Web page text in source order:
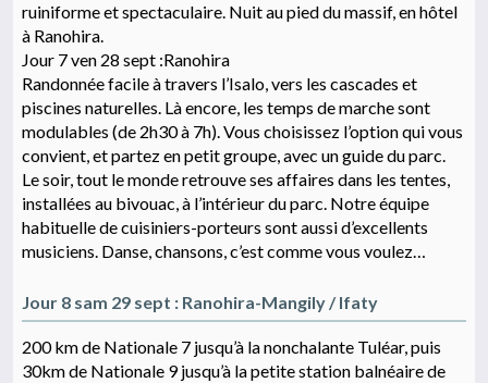
ruiniforme et spectaculaire. Nuit au pied du massif, en hôtel
à Ranohira.
Jour 7 ven 28 sept :Ranohira
Randonnée facile à travers l’Isalo, vers les cascades et
piscines naturelles. Là encore, les temps de marche sont
modulables (de 2h30 à 7h). Vous choisissez l’option qui vous
convient, et partez en petit groupe, avec un guide du parc.
Le soir, tout le monde retrouve ses affaires dans les tentes,
installées au bivouac, à l’intérieur du parc. Notre équipe
habituelle de cuisiniers-porteurs sont aussi d’excellents
musiciens. Danse, chansons, c’est comme vous voulez…
Jour 8 sam 29 sept : Ranohira-Mangily / Ifaty
200 km de Nationale 7 jusqu’à la nonchalante Tuléar, puis
30km de Nationale 9 jusqu’à la petite station balnéaire de